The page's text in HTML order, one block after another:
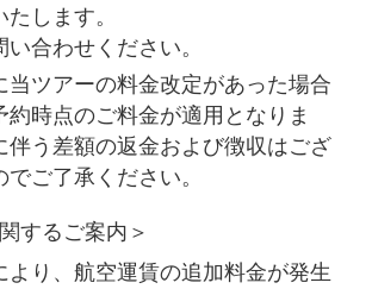
します。
合わせください。
当ツアーの料金改定があった場合
約時点のご料金が適用となりま
伴う差額の返金および徴収はござ
ご了承ください。
するご案内＞
より、航空運賃の追加料金が発生